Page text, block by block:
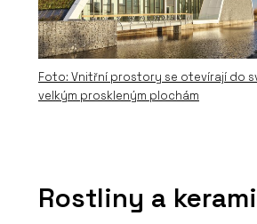
Foto: Vnitřní prostory se otevírají do
velkým proskleným plochám
Rostliny a